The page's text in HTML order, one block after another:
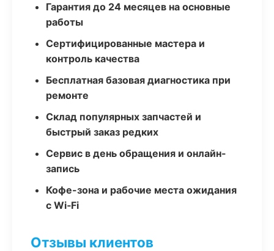
Гарантия до 24 месяцев на основные
работы
Сертифицированные мастера и
контроль качества
Бесплатная базовая диагностика при
ремонте
Склад популярных запчастей и
быстрый заказ редких
Сервис в день обращения и онлайн-
запись
Кофе-зона и рабочие места ожидания
с Wi‑Fi
Отзывы клиентов